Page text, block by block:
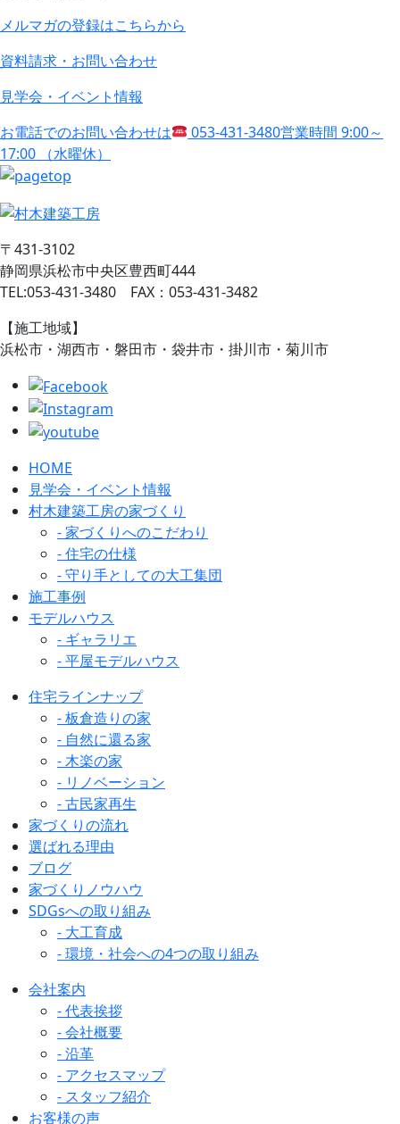
メルマガの登録はこちらから
資料請求・お問い合わせ
見学会・イベント情報
お電話でのお問い合わせは
053-431-3480営業時間 9:00～
17:00 （水曜休）
〒431-3102
静岡県浜松市中央区豊西町444
TEL:053-431-3480 FAX：053-431-3482
【施工地域】
浜松市・湖西市・磐田市・袋井市・掛川市・菊川市
HOME
見学会・イベント情報
村木建築工房の家づくり
- 家づくりへのこだわり
- 住宅の仕様
- 守り手としての大工集団
施工事例
モデルハウス
- ギャラリエ
- 平屋モデルハウス
住宅ラインナップ
- 板倉造りの家
- 自然に還る家
- 木楽の家
- リノベーション
- 古民家再生
家づくりの流れ
選ばれる理由
ブログ
家づくりノウハウ
SDGsへの取り組み
- 大工育成
- 環境・社会への4つの取り組み
会社案内
- 代表挨拶
- 会社概要
- 沿革
- アクセスマップ
- スタッフ紹介
お客様の声